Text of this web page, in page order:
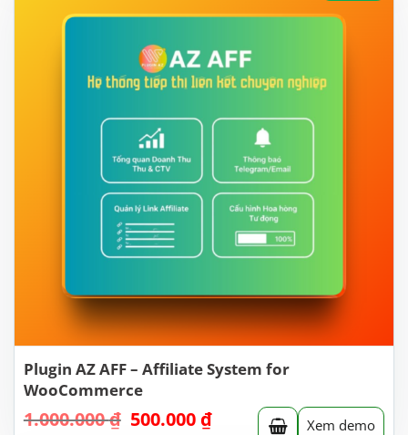
Plugin AZ AFF – Affiliate System for
WooCommerce
1.000.000₫ Giá
gốc
500.000 ₫Giá
hiện Xem demo